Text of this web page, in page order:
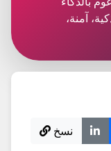
آمنة،
نسخ